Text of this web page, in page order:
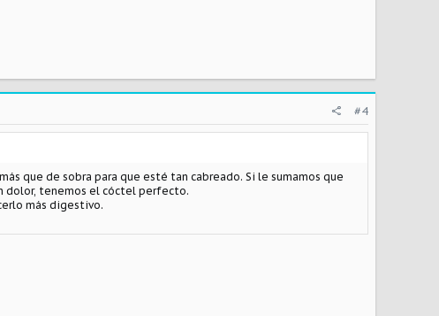
#4
que de sobra para que esté tan cabreado. Si le sumamos que
dolor, tenemos el cóctel perfecto.
más digestivo.